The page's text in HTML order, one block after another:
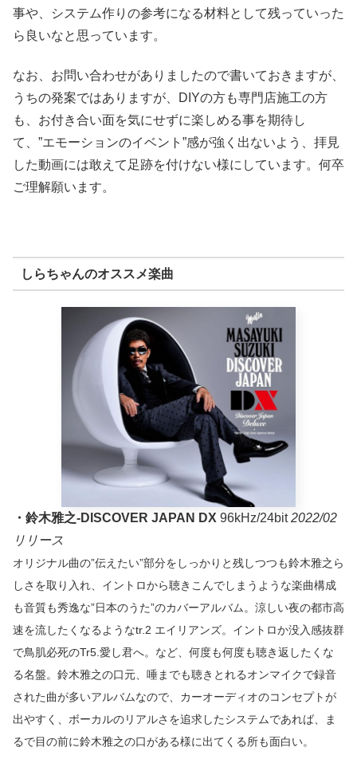
事や、システム作りの参考になる材料として残っていった
ら良いなと思っています。
なお、お問い合わせがありましたので書いておきますが、
うちの発案ではありますが、DIYの方も専門店施工の方
も、お付き合い面を気にせずに楽しめる事を期待し
て、”エモーションのイベント”感が強く出ないよう、拝見
した動画には敢えて足跡を付けない様にしています。何卒
ご理解願います。
しらちゃんのオススメ楽曲
・鈴木雅之-DISCOVER JAPAN DX 96kHz/24bit2022/02
リリース
オリジナル曲の”伝えたい”部分をしっかりと残しつつも鈴木雅之ら
しさを取り入れ、イントロから聴きこんでしまうような楽曲構成
も音質も秀逸な”日本のうた”のカバーアルバム。涼しい夜の都市高
速を流したくなるようなtr.2 エイリアンズ。イントロか没入感抜群
で鳥肌必死のTr5.愛し君へ。など、何度も何度も聴き返したくな
る名盤。鈴木雅之の口元、唾までも聴きとれるオンマイクで録音
された曲が多いアルバムなので、カーオーディオのコンセプトが
出やすく、ボーカルのリアルさを追求したシステムであれば、ま
るで目の前に鈴木雅之の口がある様に出てくる所も面白い。